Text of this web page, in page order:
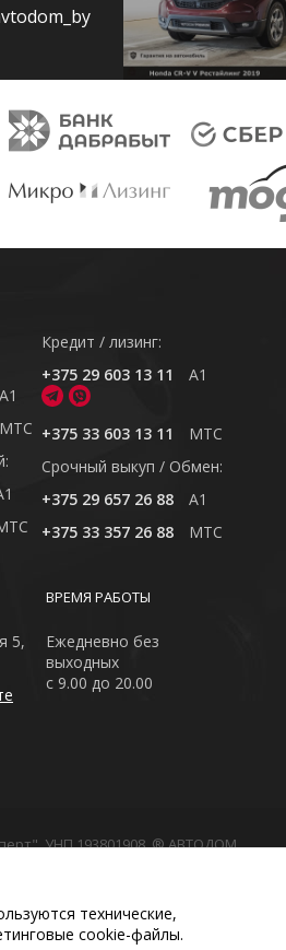
A1
MTC
Кредит / лизинг:
+375 29 603 13 11
A1
+375 33 603 13 11
MTC
Cрочный выкуп / Обмен:
+375 29 657 26 88
A1
+375 33 357 26 88
MTC
ВРЕМЯ РАБОТЫ
Ежедневно без
выходных
с 9.00 до 20.00
5,
УНП 193801908. ® АВТОДОМ
на то, что данный интернет-
информационный характер
копирование материалов
технические,
сооkіе-файлы.